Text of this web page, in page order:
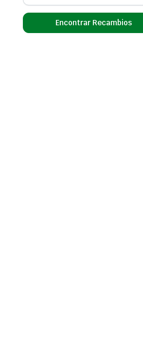
Encontrar Recambios